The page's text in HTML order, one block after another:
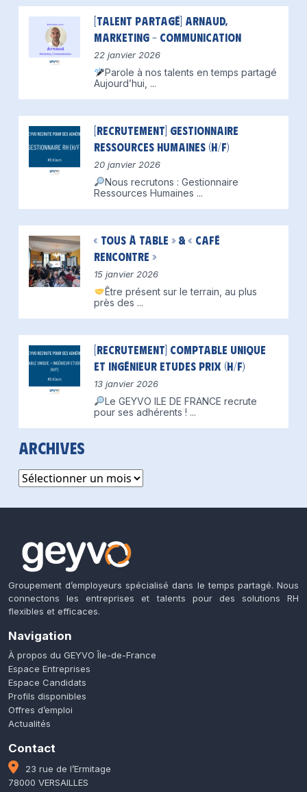
[Talent partagé] Arnaud,
Marketing – Communication
22 janvier 2026
Parole à nos talents en temps partagé
Aujourd’hui, ...
[Recrutement] Gestionnaire
Ressources Humaines (H/F)
20 janvier 2026
Nous recrutons : Gestionnaire
Ressources Humaines ...
« Tous à table » & « Café
Rencontre »
15 janvier 2026
Être présent sur le terrain, au plus
près des ...
[Recrutement] Comptable unique
et Ingénieur Etudes Prix (H/F)
13 janvier 2026
Le GEYVO ILE DE FRANCE recrute
pour ses adhérents ! ...
Archives
Archives
Groupement d’employeurs spécialisé dans le temps partagé. Nous
connectons les entreprises et talents pour des solutions RH
flexibles et efficaces.
Navigation
À propos du GEYVO Île-de-France
Espace Entreprises
Espace Candidats
Profils disponibles
Offres d’emploi
Actualités
Contact
23 rue de l’Ermitage
78000 VERSAILLES